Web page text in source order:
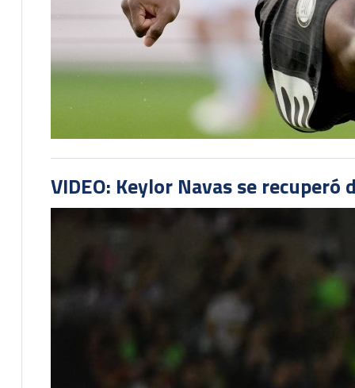
VIDEO: Keylor Navas se